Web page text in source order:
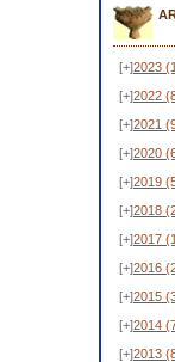
[+]2023
[+]2022
[+]2021
[+]2020
[+]2019
[+]2018
[+]2017
[+]2016
[+]2015
[+]2014
[+]2013